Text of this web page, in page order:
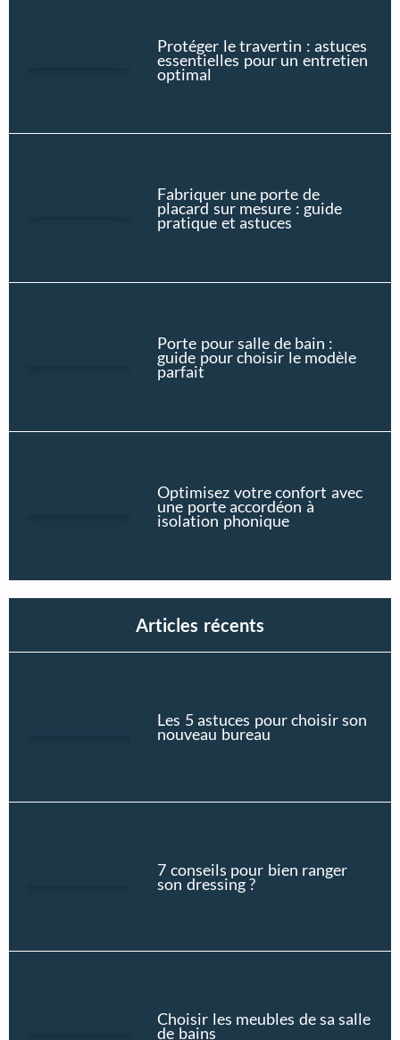
Protéger le travertin : astuces
essentielles pour un entretien
optimal
Fabriquer une porte de
placard sur mesure : guide
pratique et astuces
Porte pour salle de bain :
guide pour choisir le modèle
parfait
Optimisez votre confort avec
une porte accordéon à
isolation phonique
Articles récents
Les 5 astuces pour choisir son
nouveau bureau
7 conseils pour bien ranger
son dressing ?
Choisir les meubles de sa salle
de bains